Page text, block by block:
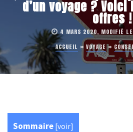
d’un voyage ?
offres !
4 MARS 2020, MODIFIÉ
ACCUEIL » VOYAGE»
Sommaire [voir]